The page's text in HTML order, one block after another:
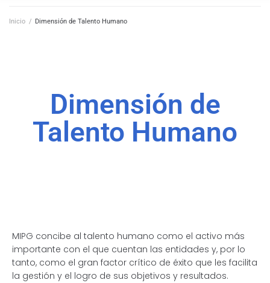
Inicio / Dimensión de Talento Humano
Dimensión de
Talento Humano
MIPG concibe al talento humano como el activo más
importante con el que cuentan las entidades y, por lo
tanto, como el gran factor crítico de éxito que les facilita
la gestión y el logro de sus objetivos y resultados.